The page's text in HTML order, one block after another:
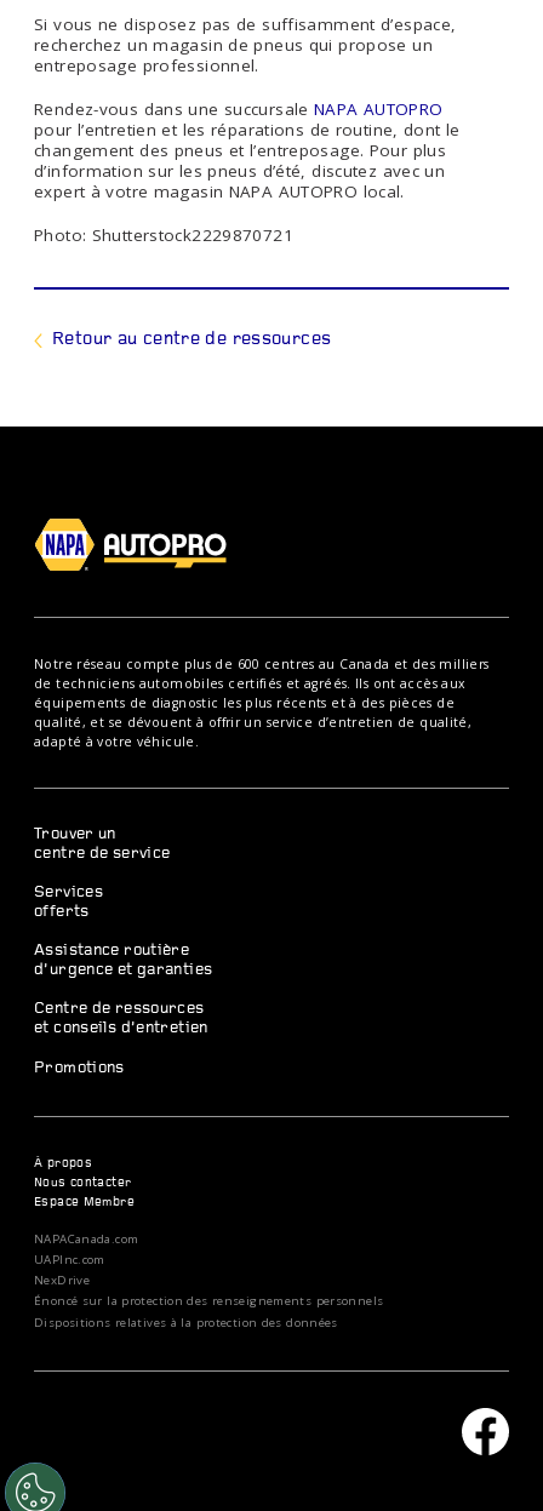
Si vous ne disposez pas de suffisamment d’espace,
recherchez un magasin de pneus qui propose un
entreposage professionnel.
Rendez-vous dans une succursale NAPA AUTOPRO
pour l’entretien et les réparations de routine, dont le
changement des pneus et l’entreposage. Pour plus
d’information sur les pneus d’été, discutez avec un
expert à votre magasin NAPA AUTOPRO local.
Photo: Shutterstock2229870721
Retour au centre de ressources
Notre réseau compte plus de 600 centres au Canada et des milliers
de techniciens automobiles certifiés et agréés. Ils ont accès aux
équipements de diagnostic les plus récents et à des pièces de
qualité, et se dévouent à offrir un service d’entretien de qualité,
adapté à votre véhicule.
Trouver un
centre de service
Services
offerts
Assistance routière
d’urgence et garanties
Centre de ressources
et conseils d’entretien
Promotions
À propos
Nous contacter
Espace Membre
NAPACanada.com
UAPInc.com
NexDrive
Énoncé sur la protection des renseignements personnels
Dispositions relatives à la protection des données